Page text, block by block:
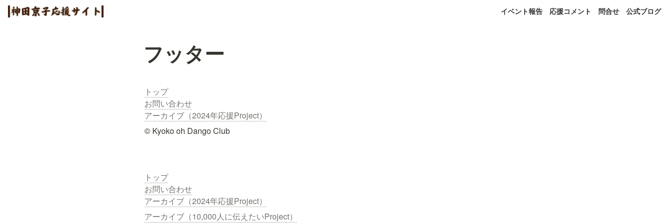
イベント報告 応援コメント 問合せ 公式ブログ
フッター
トップ
アーカイブ（2024年応援Project）
© Kyoko oh Dango Club
トップ
アーカイブ（2024年応援Project）
アーカイブ（10,000人に伝えたいProject）